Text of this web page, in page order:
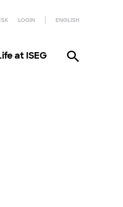
LOGIN ENGLISH
at ISEG